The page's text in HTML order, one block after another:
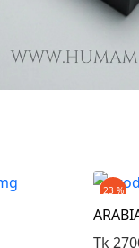
23 %
Tk